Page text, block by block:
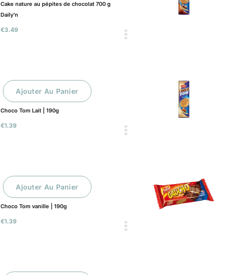
€3.49
Cake nature au pépites de chocolat 700 g
Daily’n
€1.39
Choco Tom Lait | 190g
Ajouter Au Panier
€1.39
Choco Tom vanille | 190g
Ajouter Au Panier